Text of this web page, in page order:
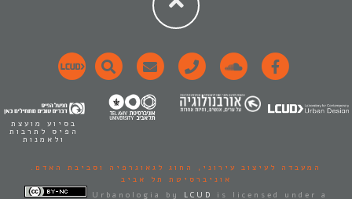
בסיוע מועצת
הפיס לתרבות
ולאמנות
המעבדה לעיצוב עירוני,
החוג לגאוגרפיה וסביבת האדם.
אוניברסיטת תל אביב
Urbanologia by LCUD is licensed under a